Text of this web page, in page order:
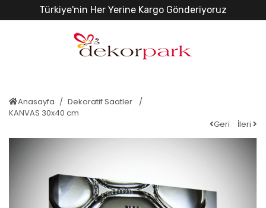
Türkiye'nin Her Yerine Kargo Gönderiyoruz
Anasayfa
Dekoratif Saatler
KANVAS 30x40 cm
Geri
İleri